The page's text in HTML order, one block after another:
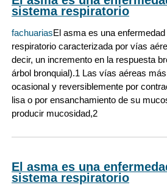
sistema respiratorio
fachuariasEl asma es una
respiratorio caracterizada por vías
decir, un incremento en la respuesta
árbol bronquial).1 Las vías aéreas
ocasional y reversiblemente por
lisa o por ensanchamiento de su
producir mucosidad,2
El asma es una
sistema respiratorio